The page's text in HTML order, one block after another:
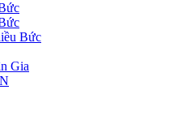
Bức
Gia